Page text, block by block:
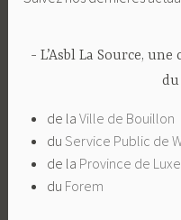
L’Asbl La Source,
de la Ville de Bouillon
du Service Public de
de la Province de
du Forem